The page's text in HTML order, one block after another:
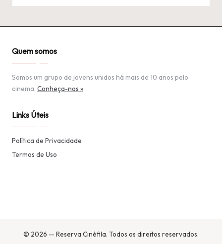
Quem somos
Somos um grupo de jovens unidos há mais de 10 anos pelo
cinema. Conheça-nos »
Links Úteis
Política de Privacidade
Termos de Uso
© 2026 — Reserva Cinéfila. Todos os direitos reservados.